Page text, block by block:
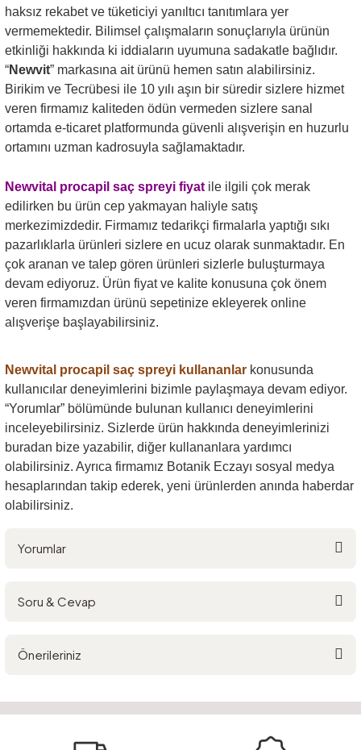
haksız rekabet ve tüketiciyi yanıltıcı tanıtımlara yer
vermemektedir. Bilimsel çalışmaların sonuçlarıyla ürünün
etkinliği hakkında ki iddiaların uyumuna sadakatle bağlıdır.
“Newvit” markasına ait ürünü hemen satın alabilirsiniz.
Birikim ve Tecrübesi ile 10 yılı aşın bir süredir sizlere hizmet
veren firmamız kaliteden ödün vermeden sizlere sanal
ortamda e-ticaret platformunda güvenli alışverişin en huzurlu
ortamını uzman kadrosuyla sağlamaktadır.
Newvital procapil saç spreyi fiyat ile ilgili çok merak
edilirken bu ürün cep yakmayan haliyle satış
merkezimizdedir. Firmamız tedarikçi firmalarla yaptığı sıkı
pazarlıklarla ürünleri sizlere en ucuz olarak sunmaktadır. En
çok aranan ve talep gören ürünleri sizlerle buluşturmaya
devam ediyoruz. Ürün fiyat ve kalite konusuna çok önem
veren firmamızdan ürünü sepetinize ekleyerek online
alışverişe başlayabilirsiniz.
Newvital procapil saç spreyi kullananlar konusunda
kullanıcılar deneyimlerini bizimle paylaşmaya devam ediyor.
“Yorumlar” bölümünde bulunan kullanıcı deneyimlerini
inceleyebilirsiniz. Sizlerde ürün hakkında deneyimlerinizi
buradan bize yazabilir, diğer kullananlara yardımcı
olabilirsiniz. Ayrıca firmamız Botanik Eczayı sosyal medya
hesaplarından takip ederek, yeni ürünlerden anında haberdar
olabilirsiniz.
Yorumlar
Soru & Cevap
Soru Sor
Önerileriniz
Görüş ve önerileriniz için teşekkür ederiz.